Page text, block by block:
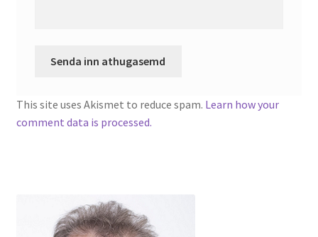
This site uses Akismet to reduce spam. Learn how your
comment data is processed.